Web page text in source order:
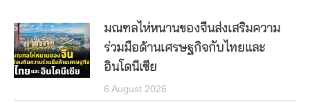
มณฑลไห่หนานของจีนส่งเสริมความ
ร่วมมือด้านเศรษฐกิจกับไทยและ
อินโดนีเซีย
6 August 2026